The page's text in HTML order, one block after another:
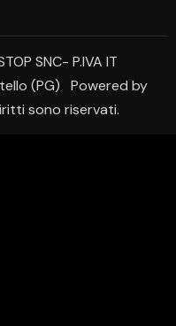
SNC- P.IVA IT
(PG) Powered by
sono riservati.